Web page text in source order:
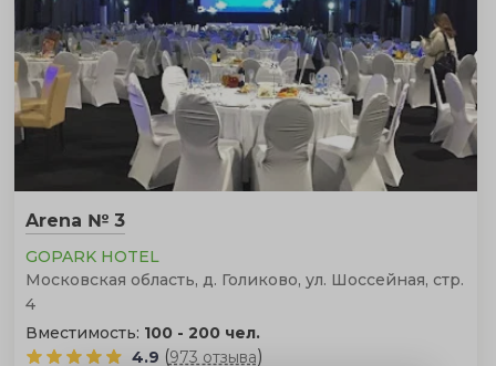
Arena № 3
GOPARK HOTEL
Московская область, д. Голиково, ул. Шоссейная, стр.
4
Вместимость: 100 - 200 чел.
4.9 (973 отзыва)